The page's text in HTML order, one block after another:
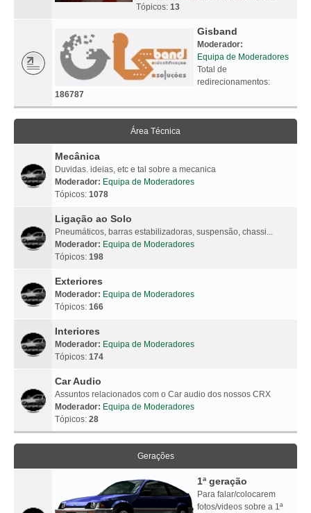
Tópicos: 13
Gisband
Moderador:
Equipa de Moderadores
Total de
redirecionamentos:
186787
Área Técnica
Mecânica
Duvidas. ideias, etc e tal sobre a mecanica
Moderador: Equipa de Moderadores
Tópicos: 1078
Ligação ao Solo
Pneumáticos, barras estabilizadoras, suspensão, chassi...
Moderador: Equipa de Moderadores
Tópicos: 198
Exteriores
Moderador: Equipa de Moderadores
Tópicos: 166
Interiores
Moderador: Equipa de Moderadores
Tópicos: 174
Car Audio
Assuntos relacionados com o Car audio dos nossos CRX
Moderador: Equipa de Moderadores
Tópicos: 28
Gerações
1ª geração
Para falar/colocarem
fotos/videos sobre a 1ª